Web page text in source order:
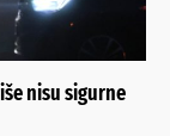
nisu sigurne